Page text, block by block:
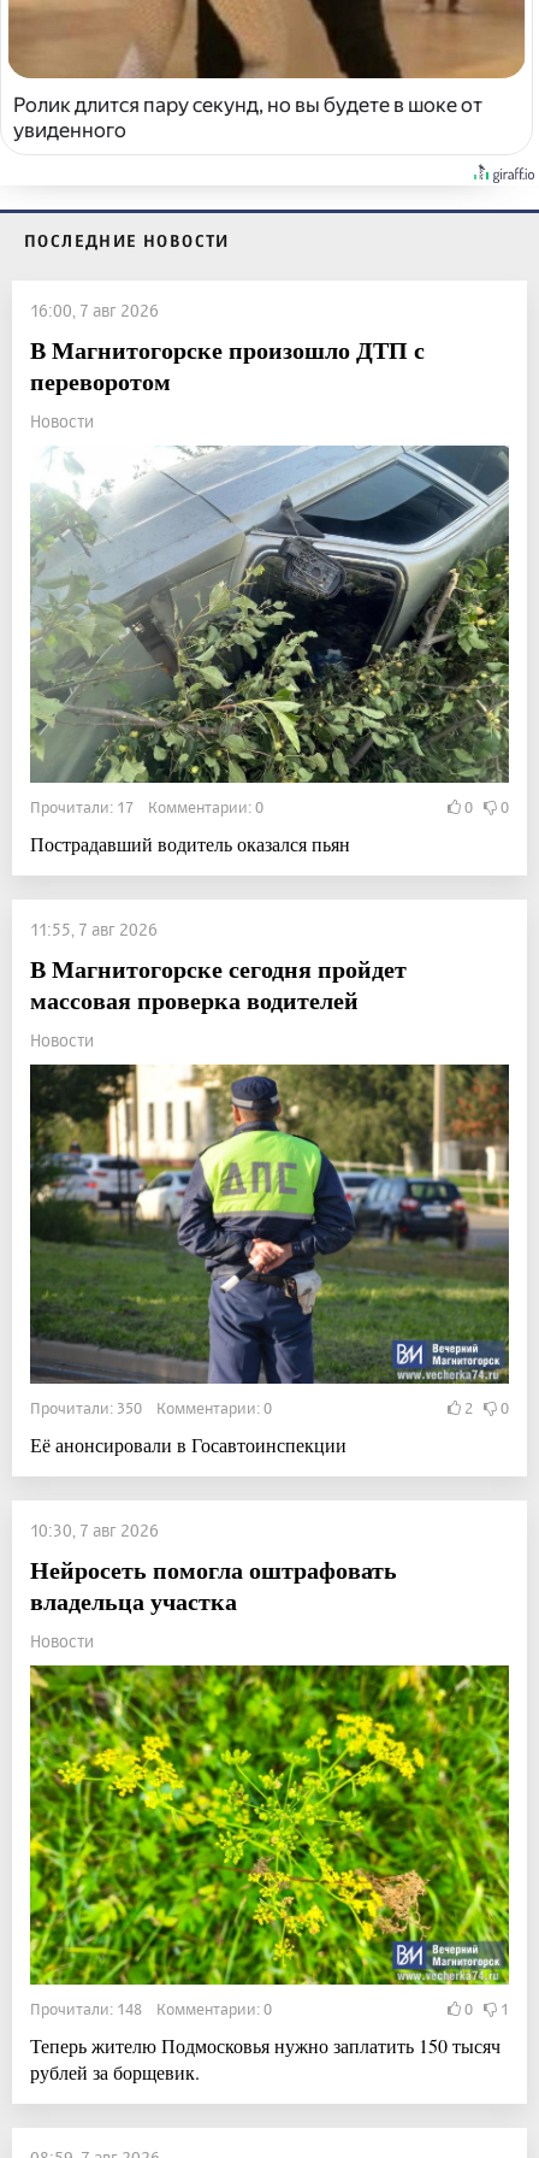
Ролик длится пару секунд, но вы будете в шоке от
увиденного
ПОСЛЕДНИЕ НОВОСТИ
16:00, 7 авг 2026
В Магнитогорске произошло ДТП с
переворотом
Новости
Прочитали: 17 Комментарии: 0 0 0
Пострадавший водитель оказался пьян
11:55, 7 авг 2026
В Магнитогорске сегодня пройдет
массовая проверка водителей
Новости
Прочитали: 350 Комментарии: 0 2 0
Её анонсировали в Госавтоинспекции
10:30, 7 авг 2026
Нейросеть помогла оштрафовать
владельца участка
Новости
Прочитали: 148 Комментарии: 0 0 1
Теперь жителю Подмосковья нужно заплатить 150 тысяч
рублей за борщевик.